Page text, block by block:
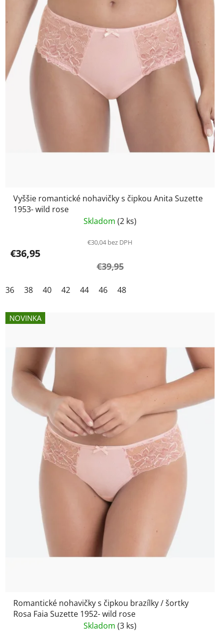
Vyššie romantické nohavičky s čipkou Anita Suzette
1953- wild rose
Skladom (2 ks)
€30,04 bez DPH
€36,95
€39,95
36 38 40 42 44 46 48
NOVINKA
Romantické nohavičky s čipkou brazílky / šortky
Rosa Faia Suzette 1952- wild rose
Skladom (3 ks)